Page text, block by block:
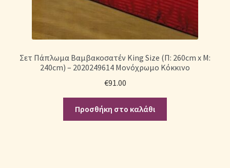
Σετ Πάπλωμα Βαμβακοσατέν King Size (Π: 260cm x Μ:
240cm) – 2020249614 Μονόχρωμο Κόκκινο
€91.00
Προσθήκη στο καλάθι